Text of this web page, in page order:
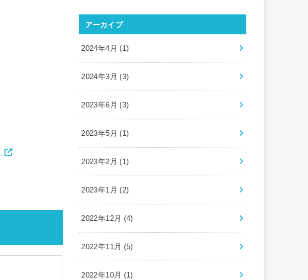
アーカイブ
2024年4月 (1)
2024年3月 (3)
2023年6月 (3)
2023年5月 (1)
2023年2月 (1)
2023年1月 (2)
2022年12月 (4)
2022年11月 (5)
2022年10月 (1)